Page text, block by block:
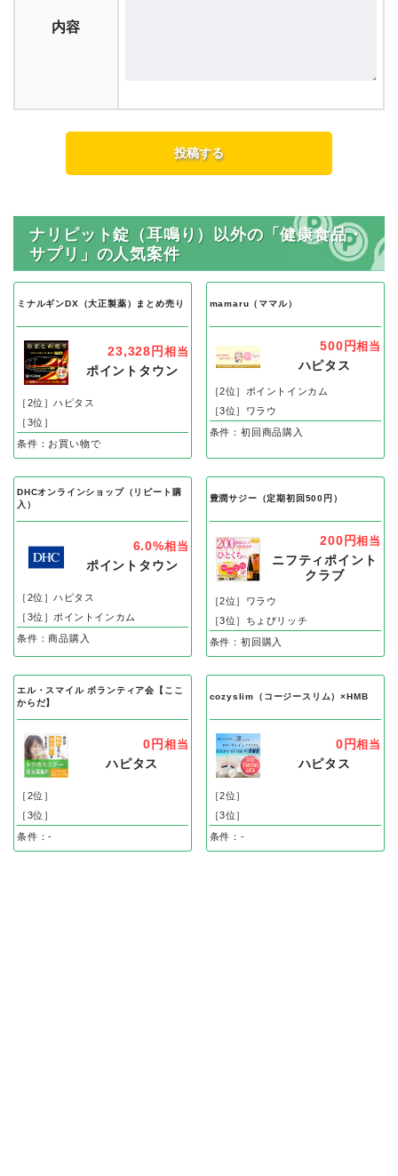
内容
ナリピット錠（耳鳴り）以外の「健康食品・
サプリ」の人気案件
ミナルギンDX（大正製薬）まとめ売り
23,328円 相当
ポイントタウン
［2位］ハピタス
［3位］
条件：お買い物で
mamaru（ママル）
500円相当
ハピタス
［2位］ポイントインカム
［3位］ワラウ
条件：初回商品購入
DHCオンラインショップ（リピート購
入）
6.0%相当
ポイントタウン
［2位］ハピタス
［3位］ポイントインカム
条件：商品購入
豊潤サジー（定期初回500円）
200円相当
ニフティポイント
クラブ
［2位］ワラウ
［3位］ちょびリッチ
条件：初回購入
エル・スマイル ボランティア会【ここ
からだ】
0円 相当
ハピタス
［2位］
［3位］
条件：-
cozyslim（コージースリム）×HMB
0円相当
ハピタス
［2位］
［3位］
条件：-